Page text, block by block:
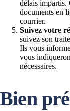
délais impartis.
documents en
courrier.
Suivez votre
suivez son
Ils vous
vous
nécessaires.
Bien